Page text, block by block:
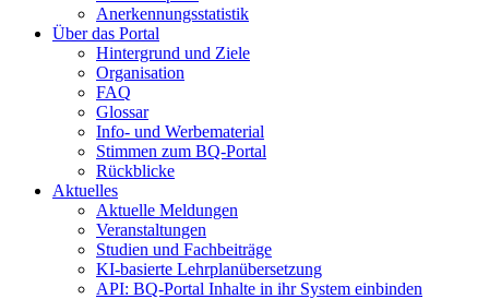
Anerkennungsstatistik
Über das Portal
Hintergrund und Ziele
Organisation
FAQ
Glossar
Info- und Werbematerial
Stimmen zum BQ-Portal
Rückblicke
Aktuelles
Aktuelle Meldungen
Veranstaltungen
Studien und Fachbeiträge
KI-basierte Lehrplanübersetzung
API: BQ-Portal Inhalte in ihr System einbinden